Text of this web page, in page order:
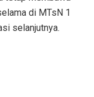
di MTsN 1
selanjutnya.